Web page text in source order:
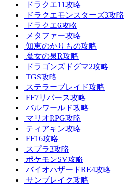
ドラクエ11攻略
ドラクエモンスターズ3攻略
ドラクエ6攻略
メタファー攻略
知恵のかりもの攻略
魔女の泉R攻略
ドラゴンズドグマ2攻略
TGS攻略
ステラーブレイド攻略
FF7リバース攻略
パルワールド攻略
マリオRPG攻略
ティアキン攻略
FF16攻略
スプラ3攻略
ポケモンSV攻略
バイオハザードRE4攻略
サンブレイク攻略